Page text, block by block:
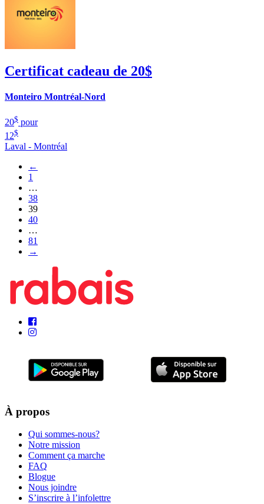
Certificat cadeau de 20$
Monteiro Montréal-Nord
20$ pour
12$
Laval - Montréal
←
1
…
38
39
40
…
81
→
À propos
Qui sommes-nous?
Notre mission
Comment ça marche
FAQ
Blogue
Nous joindre
S’inscrire à l’infolettre